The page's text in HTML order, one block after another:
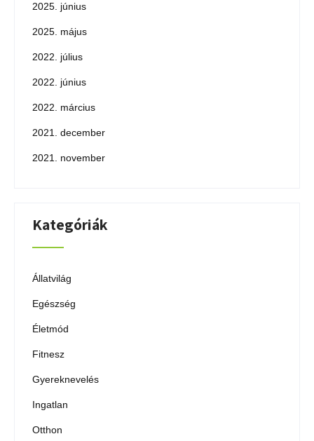
2025. június
2025. május
2022. július
2022. június
2022. március
2021. december
2021. november
Kategóriák
Állatvilág
Egészség
Életmód
Fitnesz
Gyereknevelés
Ingatlan
Otthon